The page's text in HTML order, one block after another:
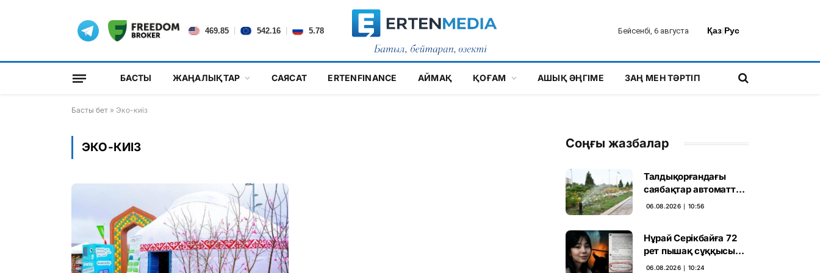
469.85 542.16 5.78 Бейсенбі, 6 августа Қаз|Рус
БАСТЫ ЖАҢАЛЫҚТАР САЯСАТ ERTENFINANCE АЙМАҚ ҚОҒАМ АШЫҚ ӘҢГІМЕ ЗАҢ МЕН ТӘРТІП
Басты бет » Эко-киіз
ЭКО-КИІЗ Соңғы жазбалар
Талдықорғандағы
саябақтар автоматты
жүйемен суарылады
06.08.2026 ∣ 10:56
Нұрай Серікбайға 72
рет пышақ сұққысы
келгенін жазған адам
06.08.2026 ∣ 10:24